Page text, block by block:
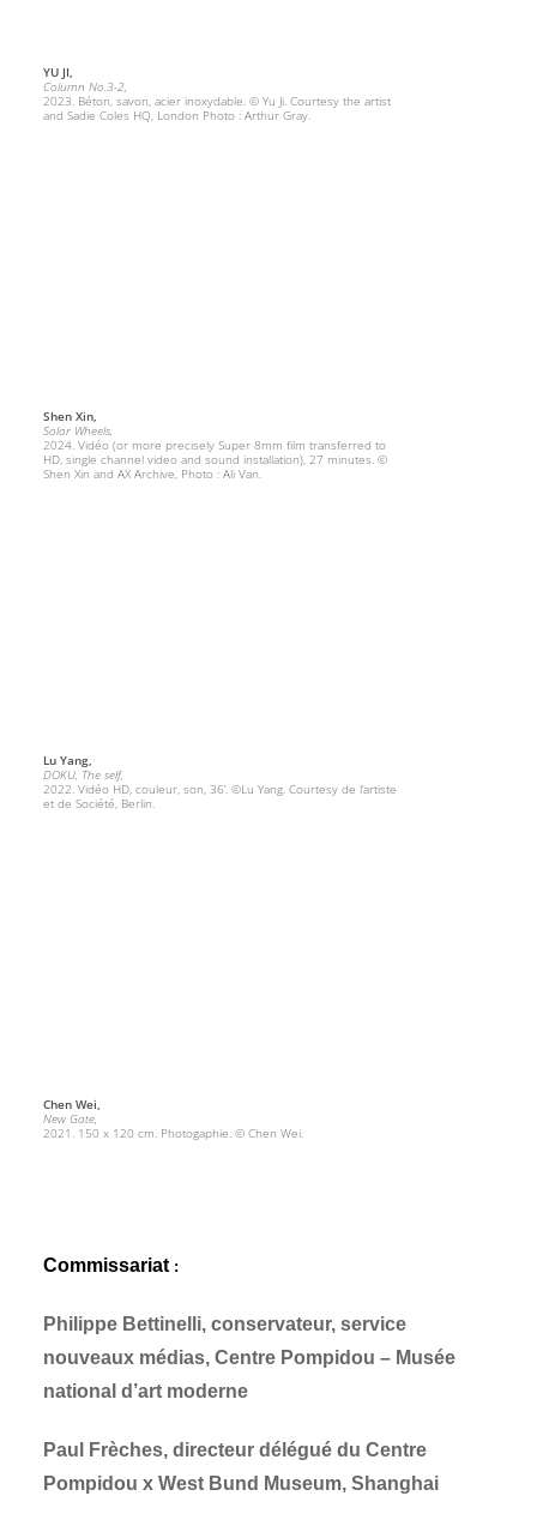
YU JI,
Column No.3-2,
2023. Béton, savon, acier inoxydable. © Yu Ji. Courtesy the artist
and Sadie Coles HQ, London Photo : Arthur Gray.
Shen Xin,
Solar Wheels,
2024. Vidéo (or more precisely Super 8mm film transferred to
HD, single channel video and sound installation), 27 minutes. ©
Shen Xin and AX Archive, Photo : Ali Van.
Lu Yang,
DOKU, The self,
2022. Vidéo HD, couleur, son, 36’. ©Lu Yang. Courtesy de l‘artiste
et de Société, Berlin.
Chen Wei,
New Gate,
2021. 150 x 120 cm. Photogaphie. © Chen Wei.
Commissariat :
Philippe Bettinelli, conservateur, service
nouveaux médias, Centre Pompidou – Musée
national d’art moderne
Paul Frèches, directeur délégué du Centre
Pompidou x West Bund Museum, Shanghai